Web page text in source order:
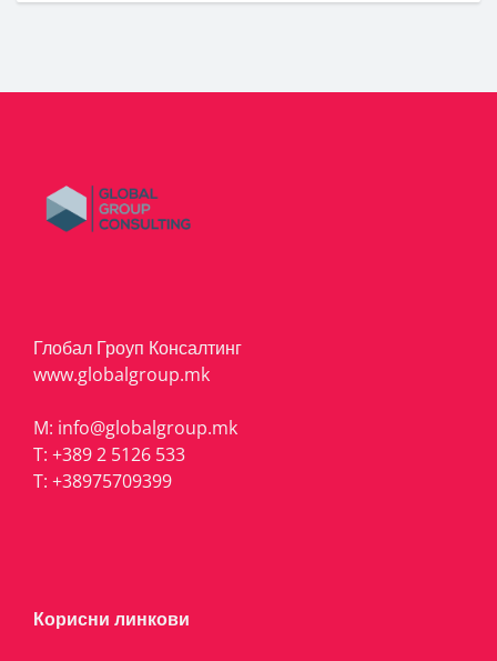
Глобал Гроуп Консалтинг
www.globalgroup.mk
M: info@globalgroup.mk
T: +389 2 5126 533
T: +38975709399
Корисни линкови